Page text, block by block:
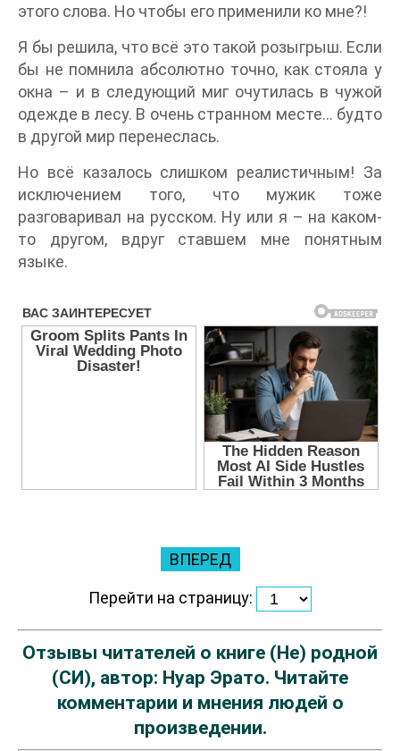
этого слова. Но чтобы его применили ко мне?!
Я бы решила, что всё это такой розыгрыш. Если
бы не помнила абсолютно точно, как стояла у
окна – и в следующий миг очутилась в чужой
одежде в лесу. В очень странном месте... будто
в другой мир перенеслась.
Но всё казалось слишком реалистичным! За
исключением того, что мужик тоже
разговаривал на русском. Ну или я – на каком-
то другом, вдруг ставшем мне понятным
языке.
ВПЕРЕД
Перейти на страницу:
Отзывы читателей о книге (Не) родной
(СИ), автор: Нуар Эрато. Читайте
комментарии и мнения людей о
произведении.